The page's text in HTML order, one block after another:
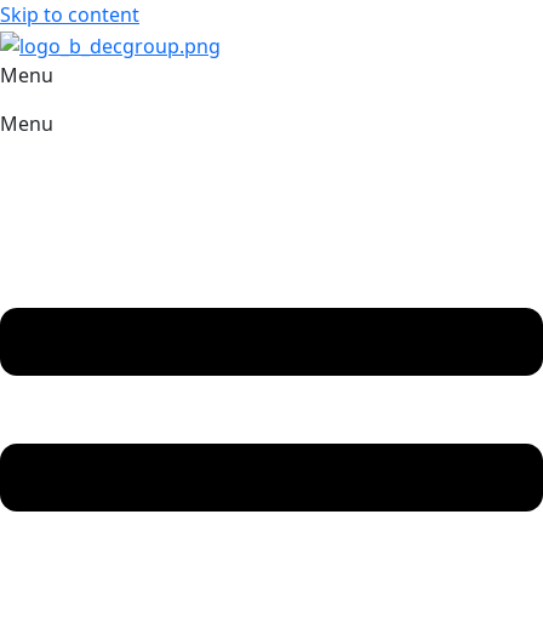
Skip to content
Menu
Menu